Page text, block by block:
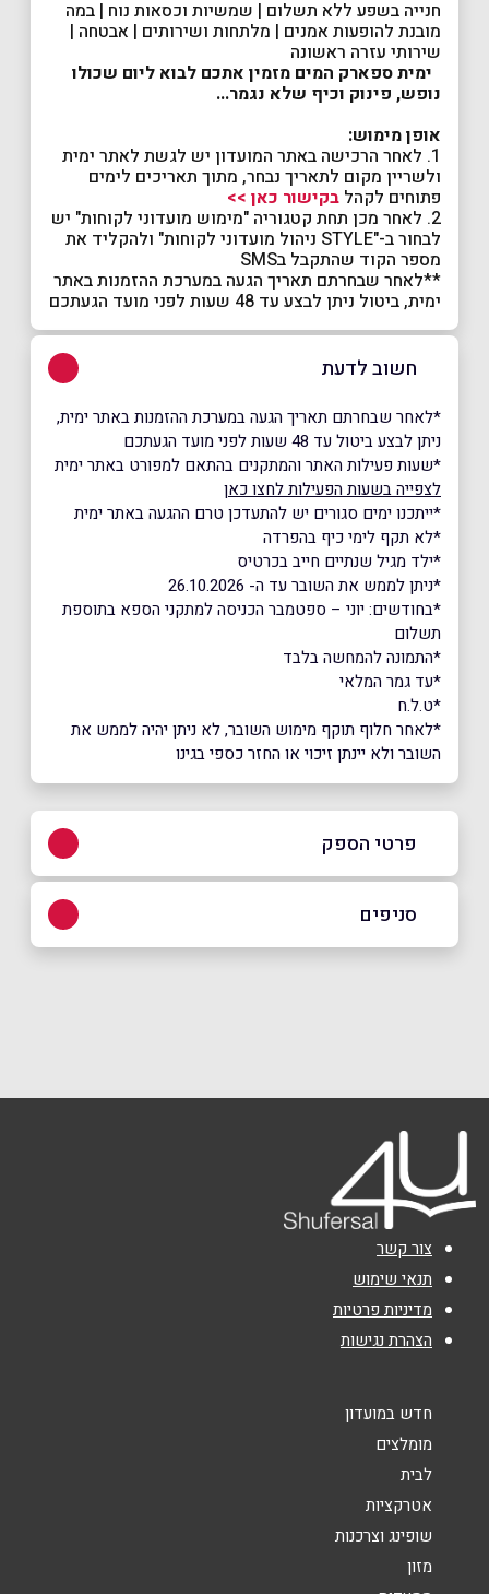
חנייה בשפע ללא תשלום | שמשיות וכסאות נוח | במה
מובנת להופעות אמנים | מלתחות ושירותים | אבטחה |
שירותי עזרה ראשונה
ימית ספארק המים מזמין אתכם לבוא ליום שכולו
נופש, פינוק וכיף שלא נגמר...
אופן מימוש:
1. לאחר הרכישה באתר המועדון יש לגשת לאתר ימית
ולשריין מקום לתאריך נבחר, מתוך תאריכים לימים
פתוחים לקהל בקישור כאן >>
2. לאחר מכן תחת קטגוריה "מימוש מועדוני לקוחות" יש
לבחור ב-"STYLE ניהול מועדוני לקוחות" ולהקליד את
מספר הקוד שהתקבל בSMS
**לאחר שבחרתם תאריך הגעה במערכת ההזמנות באתר
ימית, ביטול ניתן לבצע עד 48 שעות לפני מועד הגעתכם
חשוב לדעת
*לאחר שבחרתם תאריך הגעה במערכת ההזמנות באתר ימית,
ניתן לבצע ביטול עד 48 שעות לפני מועד הגעתכם
*שעות פעילות האתר והמתקנים בהתאם למפורט באתר ימית
לצפייה בשעות הפעילות לחצו כאן
*ייתכנו ימים סגורים יש להתעדכן טרם ההגעה באתר ימית
*לא תקף לימי כיף בהפרדה
*ילד מגיל שנתיים חייב בכרטיס
*ניתן לממש את השובר עד ה- 26.10.2026
*בחודשים: יוני – ספטמבר הכניסה למתקני הספא בתוספת
תשלום
*התמונה להמחשה בלבד
*עד גמר המלאי
*ט.ל.ח
*לאחר חלוף תוקף מימוש השובר, לא ניתן יהיה לממש את
השובר ולא יינתן זיכוי או החזר כספי בגינו
פרטי הספק
אימייל*
נושא
אנא חזרו אלי בקשר ל...
הודעה*
סניפים
צור קשר
תנאי שימוש
מדיניות פרטיות
הצהרת נגישות
חדש במועדון
מומלצים
לבית
אטרקציות
שופינג וצרכנות
מזון